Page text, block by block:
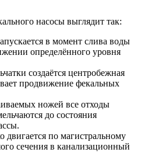
насосы выглядит так:
в момент слива воды
определённого уровня
создаётся центробежная
продвижение фекальных
ножей все отходы
до состояния
двигается по магистральному
сечения в канализационный